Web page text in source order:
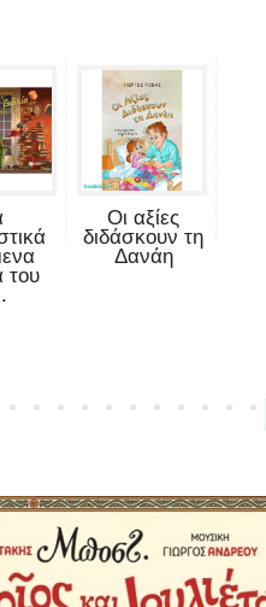
του
Οι αξίες
διδάσκουν τη
Δανάη